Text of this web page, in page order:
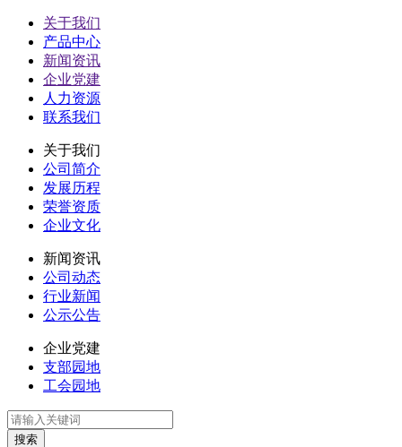
关于我们
产品中心
新闻资讯
企业党建
人力资源
联系我们
关于我们
公司简介
发展历程
荣誉资质
企业文化
新闻资讯
公司动态
行业新闻
公示公告
企业党建
支部园地
工会园地
搜索